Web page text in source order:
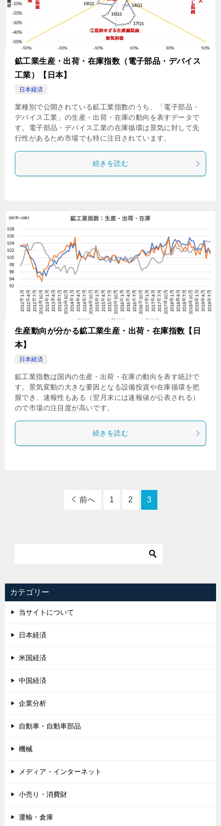
鉱工業生産・出荷・在庫指数（電子部品・デバイス
工業）【日本】
日本経済
業種別で公開されている鉱工業指数のうち、「電子部品・
デバイス工業」の生産・出荷・在庫の動向を表すデータで
す。電子部品・デバイス工業の在庫循環は景気に対して先
行性があるため市場でも特に注目されています。
続きを読む
生産動向が分かる鉱工業生産・出荷・在庫指数【日
本】
日本経済
鉱工業指数は国内の生産・出荷・在庫の動向を表す統計で
す。景気変動の大きな要因となる設備投資や在庫循環を把
握でき、速報性もある（翌月末には速報値が公表される）
ので市場の注目度が高いです。
続きを読む
前へ 1 2 3
カテゴリー
当サイトについて
日本経済
米国経済
中国経済
企業分析
自動車・自動車部品
機械
メディア・インターネット
小売り・消費財
運輸・倉庫